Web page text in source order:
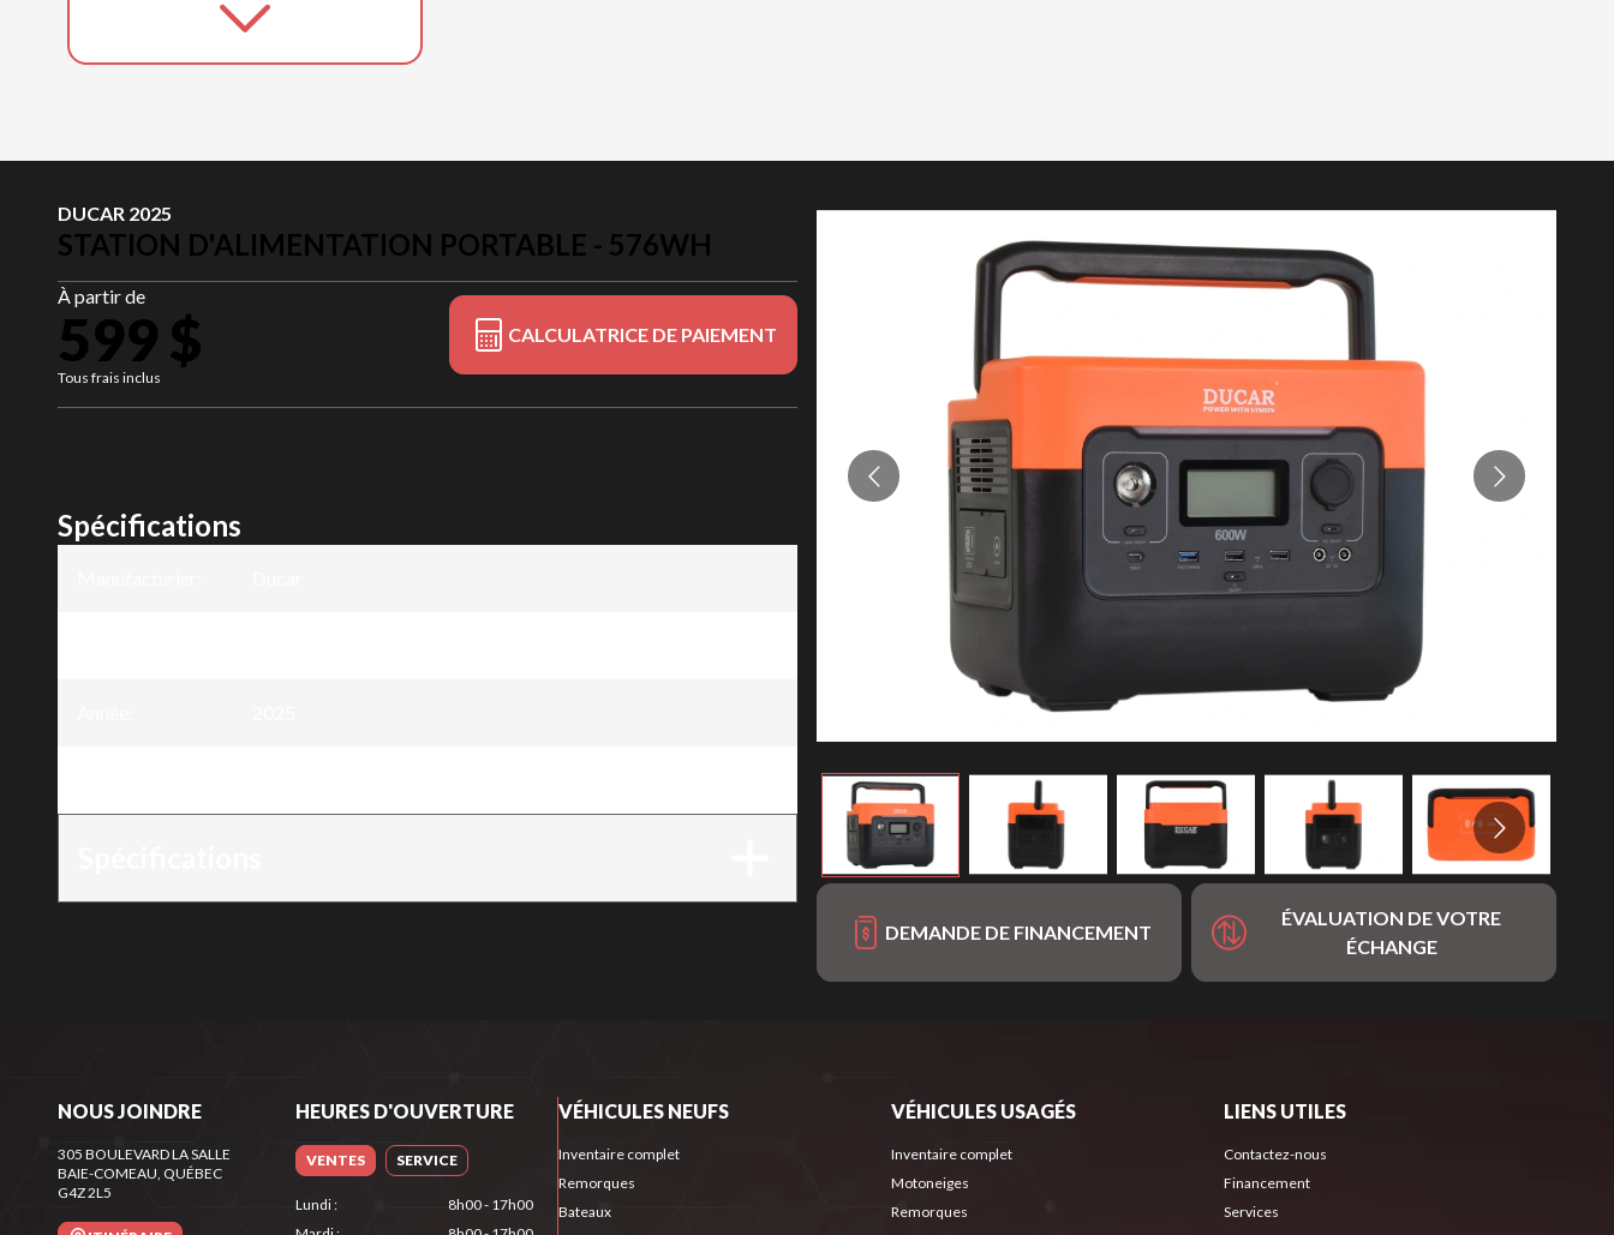
DUCAR 2025
STATION D'ALIMENTATION PORTABLE - 576WH
À partir de
599 $
Tous frais inclus
CALCULATRICE DE PAIEMENT
DEMANDE DE FINANCEMENT
ÉVALUATION DE VOTRE
ÉCHANGE
Spécifications
NOUS JOINDRE
305 BOULEVARD LA SALLE
BAIE-COMEAU, QUÉBEC
G4Z 2L5
HEURES D'OUVERTURE
VENTES SERVICE
Lundi:
8h00 - 17h00
VÉHICULES NEUFS
Inventaire complet
Remorques
Bateaux
VÉHICULES USAGÉS
Inventaire complet
Motoneiges
Remorques
LIENS UTILES
Contactez-nous
Financement
Services